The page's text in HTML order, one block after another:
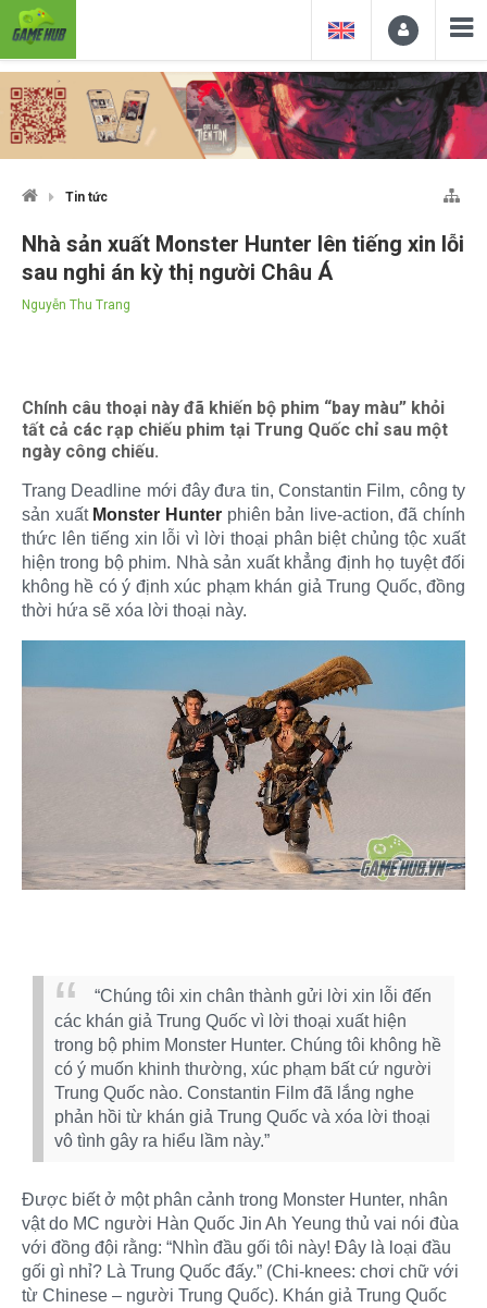
Tin tức
Nhà sản xuất Monster Hunter lên tiếng xin lỗi
sau nghi án kỳ thị người Châu Á
Nguyễn Thu Trang
Chính câu thoại này đã khiến bộ phim “bay màu” khỏi
tất cả các rạp chiếu phim tại Trung Quốc chỉ sau một
ngày công chiếu.
Trang Deadline mới đây đưa tin, Constantin Film, công ty
sản xuất Monster Hunterphiên bản live-action, đã chính
thức lên tiếng xin lỗi vì lời thoại phân biệt chủng tộc xuất
hiện trong bộ phim. Nhà sản xuất khẳng định họ tuyệt đối
không hề có ý định xúc phạm khán giả Trung Quốc, đồng
thời hứa sẽ xóa lời thoại này.​
“Chúng tôi xin chân thành gửi lời xin lỗi đến
các khán giả Trung Quốc vì lời thoại xuất hiện
trong bộ phim Monster Hunter. Chúng tôi không hề
có ý muốn khinh thường, xúc phạm bất cứ người
Trung Quốc nào. Constantin Film đã lắng nghe
phản hồi từ khán giả Trung Quốc và xóa lời thoại
vô tình gây ra hiểu lầm này.”
Được biết ở một phân cảnh trong Monster Hunter, nhân
vật do MC người Hàn Quốc Jin Ah Yeung thủ vai nói đùa
với đồng đội rằng: “Nhìn đầu gối tôi này! Đây là loại đầu
gối gì nhỉ? Là Trung Quốc đấy.” (Chi-knees: chơi chữ với
từ Chinese – người Trung Quốc). Khán giả Trung Quốc